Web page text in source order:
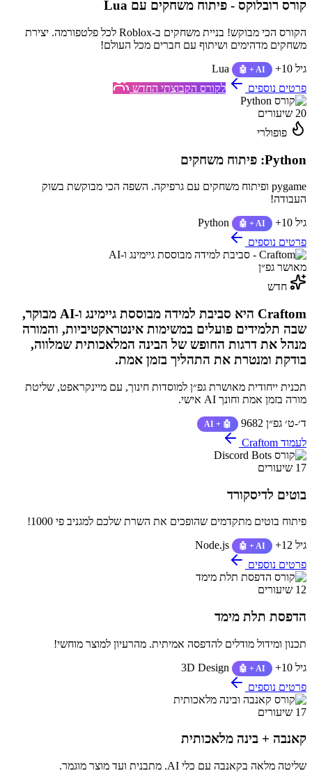
קורס רובלוקס - פיתוח משחקים עם Lua
הקורס הכי מבוקש! בניית משחקים ב-Roblox לכל פלטפורמה. יצירת
משחקים מדהימים ושיתוף עם חברים מכל העולם!
גיל 10+
Lua 🤖 + AI
פרטים נוספים לקורס הקבוצתי החדש
20 שיעורים
פופולרי
Python: פיתוח משחקים
pygame ופיתוח משחקים עם גרפיקה. השפה הכי מבוקשת בשוק
העבודה!
גיל 10+
Python 🤖 + AI
פרטים נוספים
מאושר גפ״ן
חדש
Craftom היא סביבת למידה מבוססת גיימינג ו-AI מבוקר,
שבה תלמידים פועלים במשימות אינטראקטיביות, והמורה
מנהל את דרגות החופש של הבינה המלאכותית שמלווה,
בודקת ומנטרת את התהליך בזמן אמת.
תכנית ייחודית מאושרת גפ״ן למוסדות חינוך, עם מיינקראפט, שליטת
מורה בזמן אמת וחונך AI אישי.
ד׳-ט׳ גפ״ן 9682 🤖 + AI
לעמוד Craftom
17 שיעורים
בוטים לדיסקורד
פיתוח בוטים מתקדמים שהופכים את השרת שלכם למגניב פי 1000!
גיל 12+
Node.js 🤖 + AI
פרטים נוספים
12 שיעורים
הדפסת תלת מימד
תכנון ומידול מודלים להדפסה אמיתית. מהרעיון למוצר מוחשי!
גיל 10+
3D Design 🤖 + AI
פרטים נוספים
17 שיעורים
קאנבה + בינה מלאכותית
שליטה מלאה בקאנבה עם כלי AI. מתבנית ועד מוצר מוגמר.